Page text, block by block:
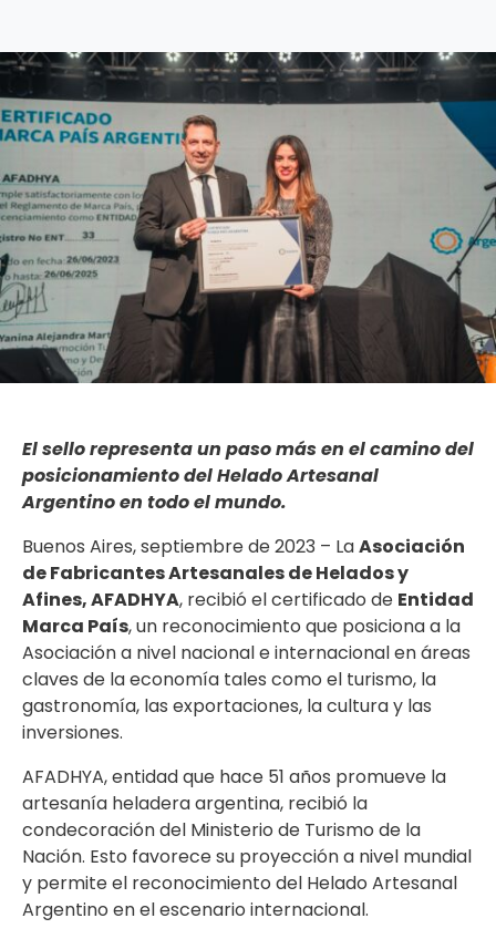
El sello representa un paso más en el camino del
posicionamiento del Helado Artesanal
Argentino en todo el mundo.
Buenos Aires, septiembre de 2023 – LaAsociación
de Fabricantes Artesanales de Helados y
Afines, AFADHYA, recibió el certificado de Entidad
Marca País, un reconocimiento que posiciona a la
Asociación a nivel nacional e internacional en áreas
claves de la economía tales como el turismo, la
gastronomía, las exportaciones, la cultura y las
inversiones.
AFADHYA, entidad que hace 51 años promueve la
artesanía heladera argentina, recibió la
condecoración del Ministerio de Turismo de la
Nación. Esto favorece su proyección a nivel mundial
y permite el reconocimiento del Helado Artesanal
Argentino en el escenario internacional.